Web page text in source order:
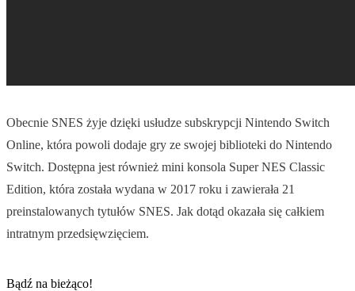
Obecnie SNES żyje dzięki usłudze subskrypcji Nintendo Switch
Online, która powoli dodaje gry ze swojej biblioteki do Nintendo
Switch. Dostępna jest również mini konsola Super NES Classic
Edition, która została wydana w 2017 roku i zawierała 21
preinstalowanych tytułów SNES. Jak dotąd okazała się całkiem
intratnym przedsięwzięciem.
Bądź na bieżąco!